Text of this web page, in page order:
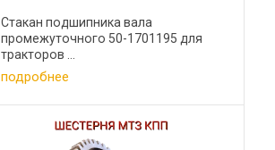
Стакан подшипника вала
промежуточного 50-1701195 для
тракторов ...
подробнее